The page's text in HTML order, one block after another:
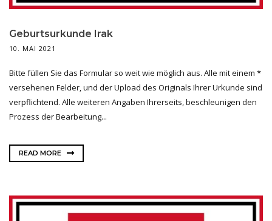
Geburtsurkunde Irak
10. MAI 2021
Bitte füllen Sie das Formular so weit wie möglich aus. Alle mit einem *
versehenen Felder, und der Upload des Originals Ihrer Urkunde sind
verpflichtend. Alle weiteren Angaben Ihrerseits, beschleunigen den
Prozess der Bearbeitung...
READ MORE